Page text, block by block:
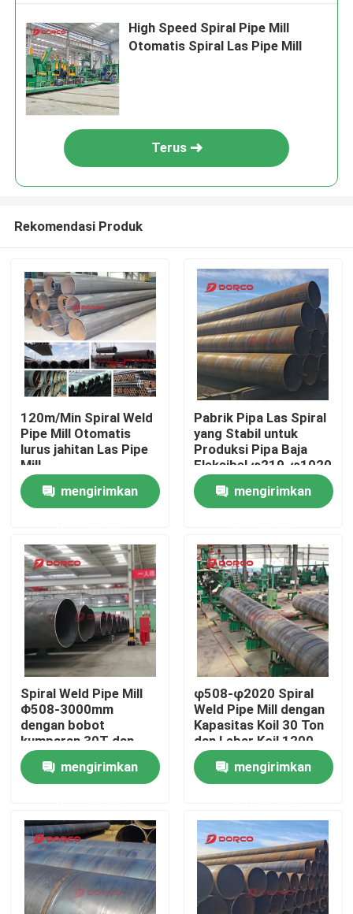
Rumah
Produk
Video
Tentang kita
Wisata pabrik
Kontrol kualitas
Hubungi kami
Semua Kasus
blog
High Speed Spiral Pipe Mill
Otomatis Spiral Las Pipe Mill
Terus
Rekomendasi Produk
120m/Min Spiral Weld
Pipe Mill Otomatis
lurus jahitan Las Pipe
Mill
mengirimkan
Pabrik Pipa Las Spiral
yang Stabil untuk
Produksi Pipa Baja
Fleksibel φ219-φ1020
mengirimkan
Spiral Weld Pipe Mill
Φ508-3000mm
dengan bobot
kumparan 30T dan
24*200m2 Area untuk
Manufaktur pipa
berkualitas tinggi
mengirimkan
φ508-φ2020 Spiral
Weld Pipe Mill dengan
Kapasitas Koil 30 Ton
dan Lebar Koil 1200-
2000mm
mengirimkan